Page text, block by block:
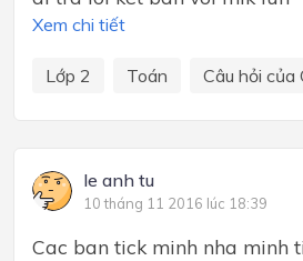
Xem chi tiết
Lớp 2 Toán Câu hỏi của
le anh tu
10 tháng 11 2016 lúc 18:39
Cac ban tick minh nha minh